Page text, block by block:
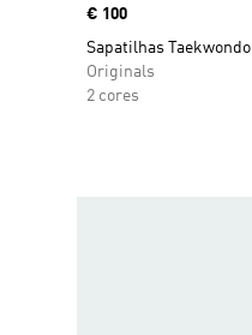
Price
€ 100
Sapatilhas Taekwondo
Originals
2 cores